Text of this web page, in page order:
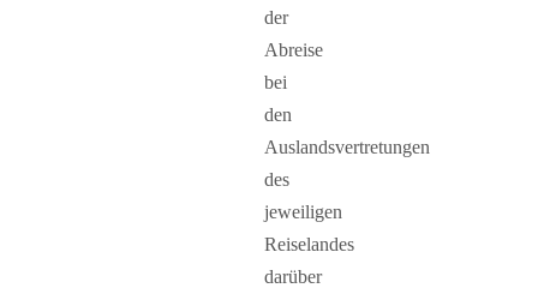
der
Abreise
bei
den
Auslandsvertretungen
des
jeweiligen
Reiselandes
darüber